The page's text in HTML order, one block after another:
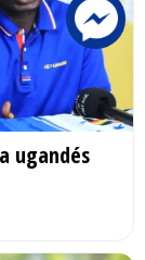
ugandés